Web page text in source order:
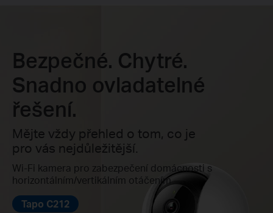
Bezpečné. Chytré.
Snadno ovladatelné
řešení.
Mějte vždy přehled o tom, co je
pro vás nejdůležitější.
Wi-Fi kamera pro zabezpečení domácnosti s
horizontálním/vertikálním otáčením
Tapo C212